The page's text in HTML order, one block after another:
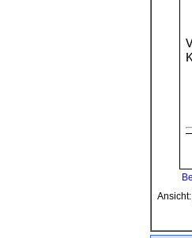
Ansicht: